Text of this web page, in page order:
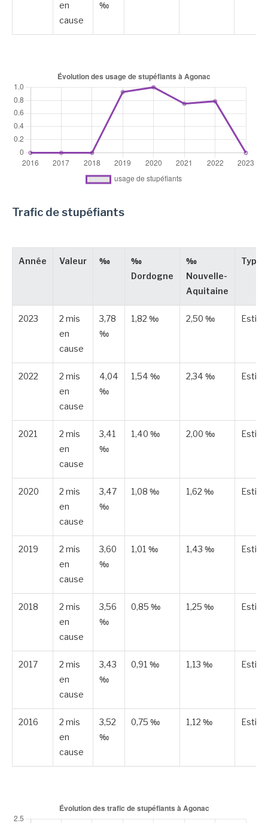
en
cause
‰
Trafic de stupéfiants
Année Valeur ‰
‰
Dordogne
‰
Nouvelle-
Aquitaine
Type
2023
2 mis
en
cause
3,78
‰
1,82 ‰ 2,50 ‰
2022
2 mis
en
cause
4,04
‰
1,54 ‰ 2,34 ‰
2021
2 mis
en
cause
3,41
‰
1,40 ‰ 2,00 ‰
2020
2 mis
en
cause
3,47
‰
1,08 ‰ 1,62 ‰
2019
2 mis
en
cause
3,60
‰
1,01 ‰ 1,43 ‰
2018
2 mis
en
cause
3,56
‰
0,85 ‰ 1,25 ‰
2017
2 mis
en
cause
3,43
‰
0,91 ‰ 1,13 ‰
2016
2 mis
en
cause
3,52
‰
0,75 ‰ 1,12 ‰